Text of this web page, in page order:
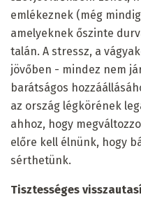
emlékeznek (még
amelyeknek őszinte
talán. A stressz, a
jövőben - mindez nem
barátságos
az ország légkörének
ahhoz, hogy
előre kell élnünk, hogy
sérthetünk.
Tisztességes